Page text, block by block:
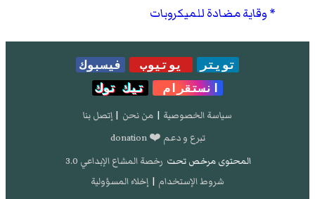
وقاية مضادة للميكروبات
تويتر يوتيوب
فيسبوك
انستقرام
تيك توك
سياسة الخصوصية | من نحن | إتصل بنا
تبرع و دعم ❤️ donation
المحتوى مرخص تحت رخصة المشاع الإبداعي 3.0
شروط الإستخدام | إخلاء المسؤولية